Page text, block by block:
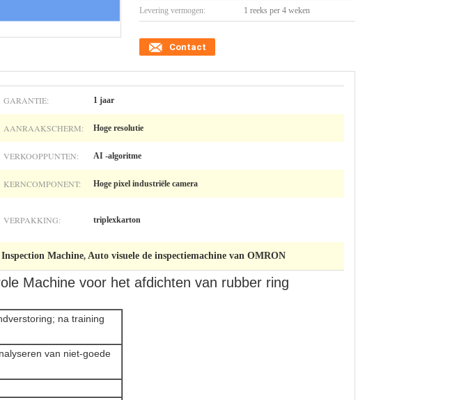
Levering vermogen: 1 reeks per 4 weken
Contact
GARANTIE: 1 jaar
AANRAAKSCHERM: Hoge resolutie
VERKOOPPUNTEN: AI -algoritme
KERNCOMPONENT: Hoge pixel industriële camera
VERPAKKING: triplexkarton
Machine, Auto visuele de inspectiemachine van OMRON
Machine voor het afdichten van rubber ring
na training
van niet-goede